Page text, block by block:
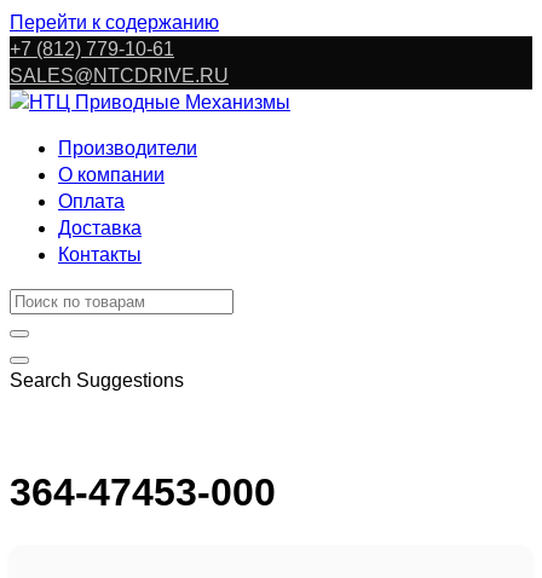
Перейти к содержанию
+7 (812) 779-10-61
SALES@NTCDRIVE.RU
Производители
О компании
Оплата
Доставка
Контакты
Search Suggestions
364-47453-000